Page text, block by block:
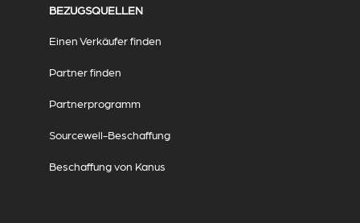
BEZUGSQUELLEN
Einen Verkäufer finden
Partner finden
Partnerprogramm
Sourcewell-Beschaffung
Beschaffung von Kanus